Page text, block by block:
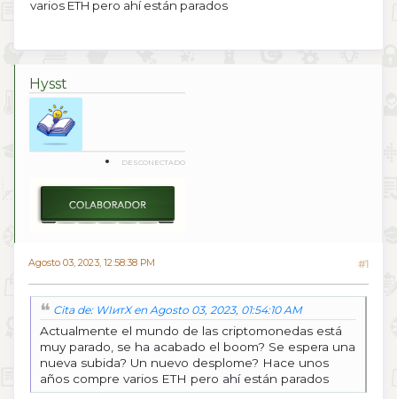
varios ETH pero ahí están parados
Hysst
DESCONECTADO
Agosto 03, 2023, 12:58:38 PM #1
Cita de: WIитX en Agosto 03, 2023, 01:54:10 AM
Actualmente el mundo de las criptomonedas está
muy parado, se ha acabado el boom? Se espera una
nueva subida? Un nuevo desplome? Hace unos
años compre varios ETH pero ahí están parados